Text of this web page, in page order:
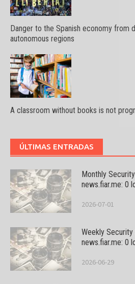
Danger to the Spanish economy from
autonomous regions
A classroom without books is not
ÚLTIMAS ENTRADAS
Monthly
news.fiar.me: 0
2026-07-01
Weekly
news.fiar.me: 0
2026-06-29